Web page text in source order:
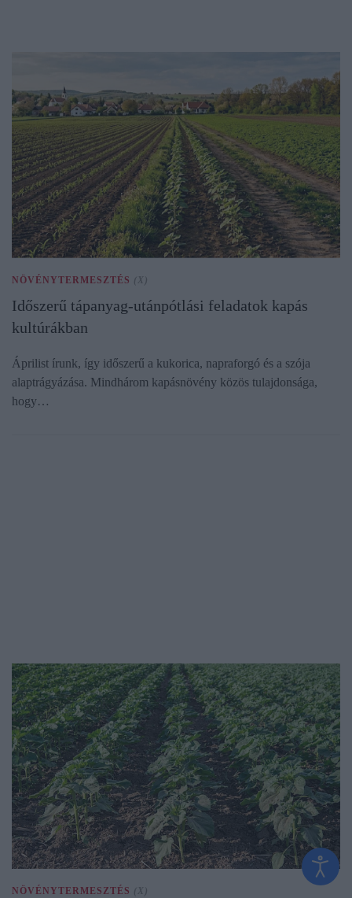
NÖVÉNYTERMESZTÉS (X)
Időszerű tápanyag-utánpótlási feladatok kapás
kultúrákban
Áprilist írunk, így időszerű a kukorica, napraforgó és a szója
alaptrágyázása. Mindhárom kapásnövény közös tulajdonsága,
hogy…
NÖVÉNYTERMESZTÉS (X)